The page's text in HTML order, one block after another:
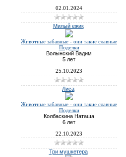
02.01.2024
Милый ежик
Животные забавные - они такие славные
Поделки
Волынский Вадим
5 лет
25.10.2023
Лиса
Животные забавные - они такие славные
Поделки
Колбаскина Наташа
6 лет
22.10.2023
Три мушкетера